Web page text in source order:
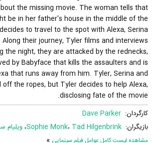
the missing movie. The woman tells that
be in her father's house in the middle of the
to travel to the spot with Alexa, Serina
their journey, Tyler films and interviews
the night, they are attacked by the rednecks,
by Babyface that kills the assaulters and is
that runs away from him. Tyler, Serina and
off the ropes, but Tyler decides to help Alexa,
disclosing fate of the movie.
کارگردان: Dave Parker
بازیگران:
Sophie Monk، Tad Hilgenbrink ، ویلیام
مشاهده لیست کامل عوامل فیلم سینمایی »